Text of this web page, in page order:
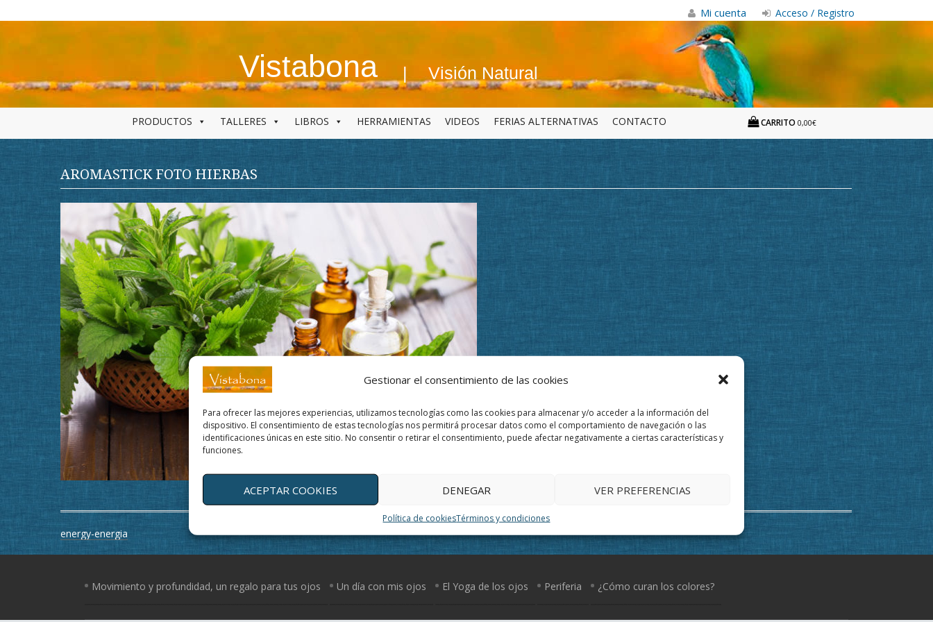
Gestionar el consentimiento de las cookies
Para ofrecer las mejores experiencias, utilizamos tecnologías como las cookies para almacenar y/o acceder a la información del
dispositivo. El consentimiento de estas tecnologías nos permitirá procesar datos como el comportamiento de navegación o las
identificaciones únicas en este sitio. No consentir o retirar el consentimiento, puede afectar negativamente a ciertas características y
funciones.
ACEPTAR COOKIES DENEGAR VER PREFERENCIAS
Política de cookiesTérminos y condiciones
Mi cuenta Acceso / Registro
Vistabona Visión Natural
PRODUCTOS TALLERES LIBROS HERRAMIENTAS VIDEOS FERIAS ALTERNATIVAS CONTACTO CARRITO 0,00€
AROMASTICK FOTO HIERBAS
Navegación
de
energy-energia
Movimiento y profundidad, un regalo para tus ojos Un día con mis ojos El Yoga de los ojos Periferia ¿Cómo curan los colores?